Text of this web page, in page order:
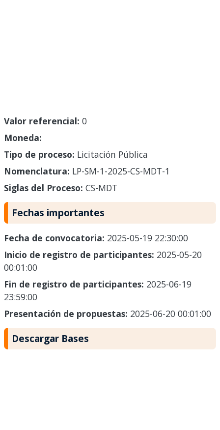
Valor referencial: 0
Moneda:
Tipo de proceso: Licitación Pública
Nomenclatura: LP-SM-1-2025-CS-MDT-1
Siglas del Proceso: CS-MDT
Fechas importantes
Fecha de convocatoria: 2025-05-19 22:30:00
Inicio de registro de participantes: 2025-05-20
00:01:00
Fin de registro de participantes: 2025-06-19
23:59:00
Presentación de propuestas: 2025-06-20 00:01:00
Descargar Bases